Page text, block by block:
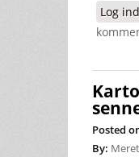
Log ind
Posted
By: